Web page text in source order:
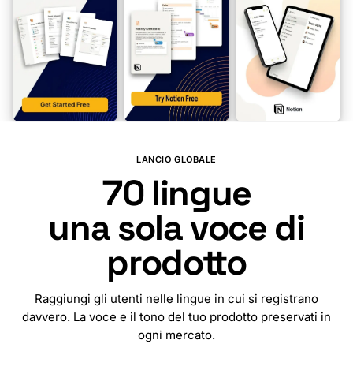
🇿🇦 🇦🇱 🇪🇹 🇸🇦
🇹🇼
🇦🇲 🇦🇿 🇪🇸
🇲🇰
LANCIO GLOBALE
70 lingue
una sola voce di
prodotto
Raggiungi gli utenti nelle lingue in cui si registrano
davvero. La voce e il tono del tuo prodotto preservati in
ogni mercato.